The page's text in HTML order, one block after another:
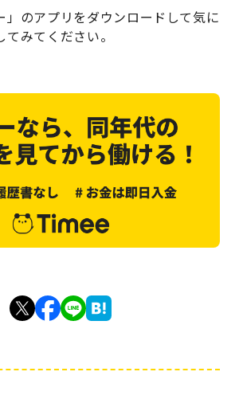
」のアプリをダウンロードして気に
みてください。